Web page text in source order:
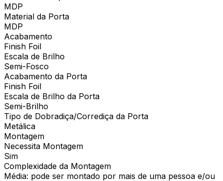
MDP
Material da Porta
MDP
Acabamento
Finish Foil
Escala de Brilho
Semi-Fosco
Acabamento da Porta
Finish Foil
Escala de Brilho da Porta
Semi-Brilho
Tipo de Dobradiça/Corrediça da Porta
Metálica
Montagem
Necessita Montagem
Sim
Complexidade da Montagem
Média: pode ser montado por mais de uma pessoa e/ou